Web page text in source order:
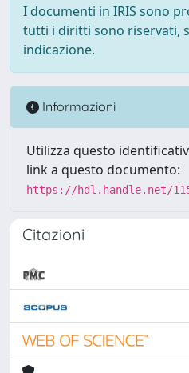
I documenti in IRIS sono
tutti i diritti sono riservati,
indicazione.
Informazioni
Utilizza questo
link a questo documento:
https://hdl.handle.net/
Citazioni